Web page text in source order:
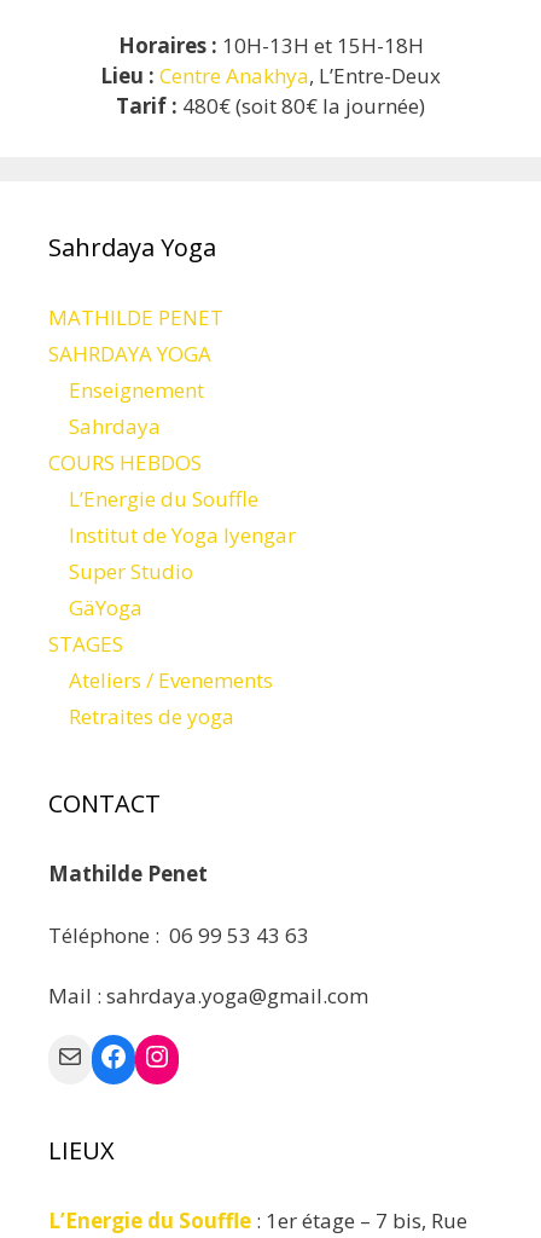
Horaires : 10H-13H et 15H-18H
Lieu : Centre Anakhya, L’Entre-Deux
Tarif : 480€ (soit 80€ la journée)
Sahrdaya Yoga
MATHILDE PENET
SAHRDAYA YOGA
Enseignement
Sahrdaya
COURS HEBDOS
L’Energie du Souffle
Institut de Yoga Iyengar
Super Studio
GäYoga
STAGES
Ateliers / Evenements
Retraites de yoga
CONTACT
Mathilde Penet
Téléphone : 06 99 53 43 63
Mail : sahrdaya.yoga@gmail.com
MailFacebook
Instagram
LIEUX
L’Energie du Souffle : 1er étage – 7 bis, Rue